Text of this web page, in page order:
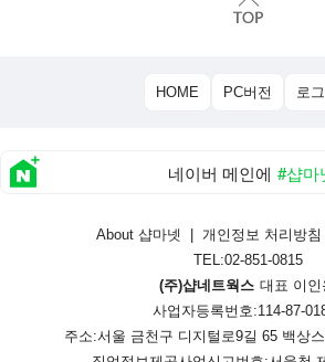
HOME PC버전 로
네이버 메인에 #샵마
About 샵마넷 개인정보 처리방침
TEL:02-851-0815
(주)샵네트웍스 대표 이인
사업자등록번호:114-87-
주소:서울 금천구 디지털로9길 65 백상